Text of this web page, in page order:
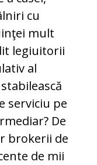
cu
mult
legiuitorii
al
ser­vi­ciu pe
De
brokerii de
de mii